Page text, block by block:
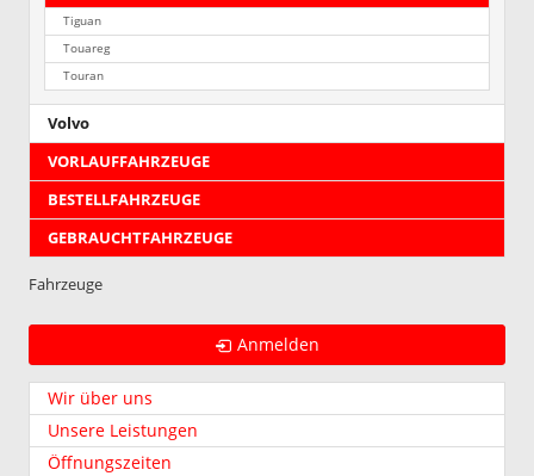
Tiguan
Touareg
Touran
Volvo
VORLAUFFAHRZEUGE
BESTELLFAHRZEUGE
GEBRAUCHTFAHRZEUGE
Fahrzeuge
Anmelden
Wir über uns
Unsere Leistungen
Öffnungszeiten